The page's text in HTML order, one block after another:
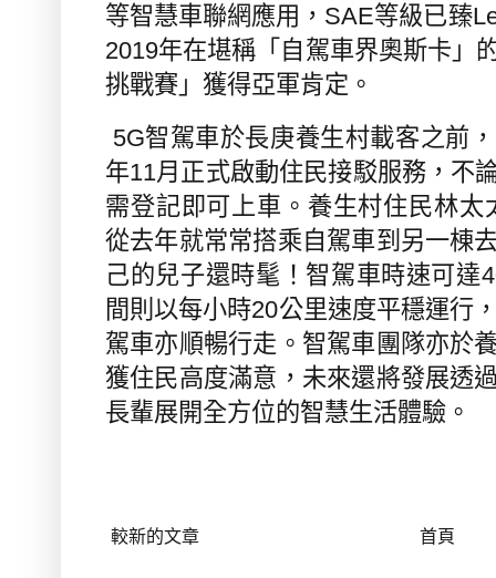
等智慧車聯網應用， SAE等級已臻
2019年在堪稱「自駕車界奧斯卡」
挑戰賽」獲得亞軍肯定。
5G智駕車於長庚養生村載客之前
年11月正式啟動住民接駁服務，不
需登記即可上車。養生村住民林太
從去年就常常搭乘自駕車到另一棟
己的兒子還時髦！智駕車時速可達
間則以每小時20公里速度平穩運行
駕車亦順暢行走。智駕車團隊亦於
獲住民高度滿意，未來還將發展透
長輩展開全方位的智慧生活體驗。
較新的文章 首頁